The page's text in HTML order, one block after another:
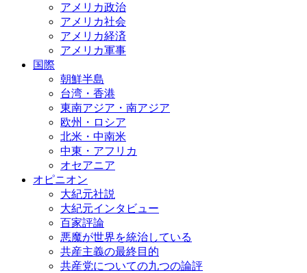
アメリカ政治
アメリカ社会
アメリカ経済
アメリカ軍事
国際
朝鮮半島
台湾・香港
東南アジア・南アジア
欧州・ロシア
北米・中南米
中東・アフリカ
オセアニア
オピニオン
大紀元社説
大紀元インタビュー
百家評論
悪魔が世界を統治している
共産主義の最終目的
共産党についての九つの論評